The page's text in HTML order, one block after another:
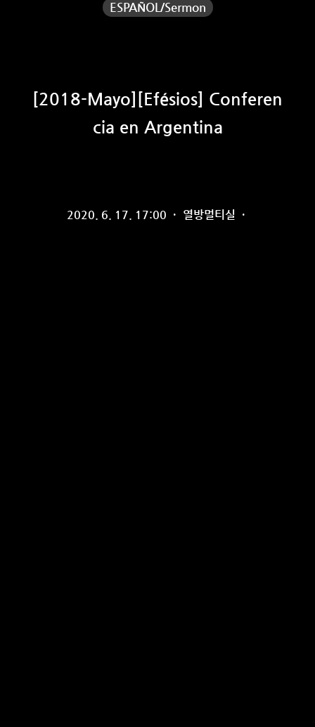
ESPAÑOL/Sermon
[2018-Mayo][Efésios] Conferen
cia en Argentina
2020. 6. 17. 17:00 · 열방멀티실 ·